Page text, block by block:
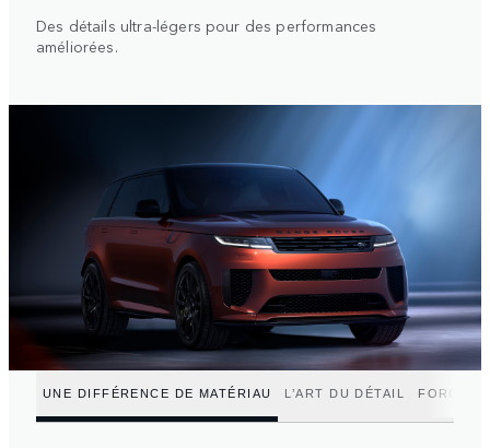
Des détails ultra-légers pour des performances
améliorées.
UNE DIFFÉRENCE DE MATÉRIAU L’ART DU DÉTAIL FORCE